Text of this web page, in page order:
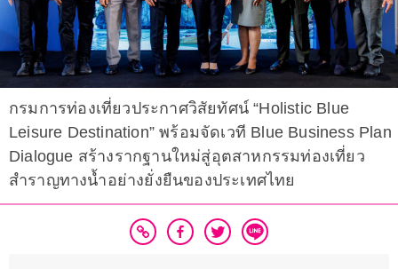
กรมการท่องเที่ยวประกาศวิสัยทัศน์ “Holistic Blue
Leisure Destination” พร้อมจัดเวที Blue Business Plan
Dialogue สร้างรากฐานใหม่สู่อุตสาหกรรมท่องเที่ยว
สำราญทางน้ำอย่างยั่งยืนของประเทศไทย